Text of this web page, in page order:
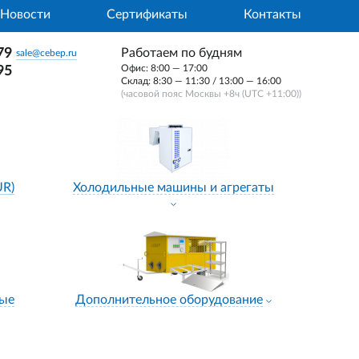
Новости Сертификаты Контакты
sale@cebep.ru Работаем по будням
Офис: 8:00 — 17:00
Склад: 8:30 — 11:30 / 13:00 — 16:00
(часовой пояс Москвы +8ч (UTC +11:00))
Холодильные машины и агрегаты
Дополнительное оборудование